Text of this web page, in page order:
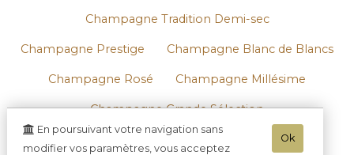
Champagne Tradition Demi-sec
Champagne Prestige Champagne Blanc de Blancs
Champagne Rosé Champagne Millésime
Champagne Grande Sélection
Coffret Champagne et chocolats Ok
En poursuivant votre navigation sans
modifier vos paramètres, vous acceptez